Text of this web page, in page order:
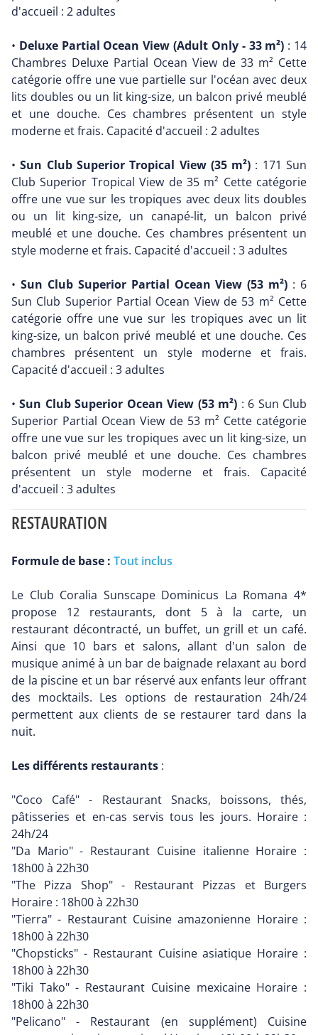
d'accueil : 2 adultes
• Deluxe Partial Ocean View (Adult Only - 33 m²) : 14
Chambres Deluxe Partial Ocean View de 33 m² Cette
catégorie offre une vue partielle sur l'océan avec deux
lits doubles ou un lit king-size, un balcon privé meublé
et une douche. Ces chambres présentent un style
moderne et frais. Capacité d'accueil : 2 adultes
•Sun Club Superior Tropical View (35 m²) : 171 Sun
Club Superior Tropical View de 35 m² Cette catégorie
offre une vue sur les tropiques avec deux lits doubles
ou un lit king-size, un canapé-lit, un balcon privé
meublé et une douche. Ces chambres présentent un
style moderne et frais. Capacité d'accueil : 3 adultes
• Sun Club Superior Partial Ocean View (53 m²) : 6
Sun Club Superior Partial Ocean View de 53 m² Cette
catégorie offre une vue sur les tropiques avec un lit
king-size, un balcon privé meublé et une douche. Ces
chambres présentent un style moderne et frais.
Capacité d'accueil : 3 adultes
•Sun Club Superior Ocean View (53 m²) : 6 Sun Club
Superior Partial Ocean View de 53 m² Cette catégorie
offre une vue sur les tropiques avec un lit king-size, un
balcon privé meublé et une douche. Ces chambres
présentent un style moderne et frais. Capacité
d'accueil : 3 adultes
RESTAURATION
Formule de base : Tout inclus
Le Club Coralia Sunscape Dominicus La Romana 4*
propose 12 restaurants, dont 5 à la carte, un
restaurant décontracté, un buffet, un grill et un café.
Ainsi que 10 bars et salons, allant d'un salon de
musique animé à un bar de baignade relaxant au bord
de la piscine et un bar réservé aux enfants leur offrant
des mocktails. Les options de restauration 24h/24
permettent aux clients de se restaurer tard dans la
nuit.
Les différents restaurants :
"Coco Café" - Restaurant Snacks, boissons, thés,
pâtisseries et en-cas servis tous les jours. Horaire :
24h/24
"Da Mario" - Restaurant Cuisine italienne Horaire :
18h00 à 22h30
"The Pizza Shop" - Restaurant Pizzas et Burgers
Horaire : 18h00 à 22h30
"Tierra" - Restaurant Cuisine amazonienne Horaire :
18h00 à 22h30
"Chopsticks" - Restaurant Cuisine asiatique Horaire :
18h00 à 22h30
"Tiki Tako" - Restaurant Cuisine mexicaine Horaire :
18h00 à 22h30
"Pelicano" - Restaurant (en supplément) Cuisine